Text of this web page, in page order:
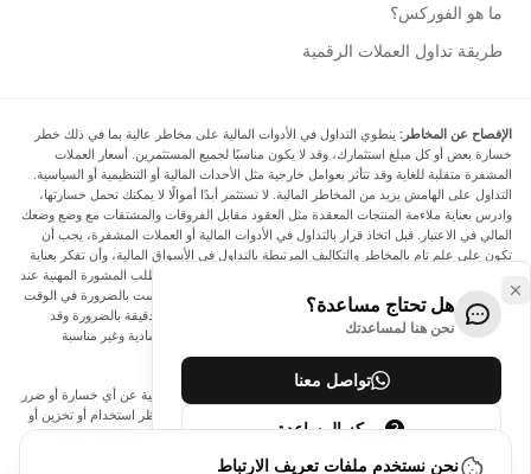
ما هو الفوركس؟
طريقة تداول العملات الرقمية
الإفصاح عن المخاطر: ينطوي التداول في الأدوات المالية على مخاطر عالية بما في ذلك خطر
خسارة بعض أو كل مبلغ استثمارك، وقد لا يكون مناسبًا لجميع المستثمرين. أسعار العملات
المشفرة متقلبة للغاية وقد تتأثر بعوامل خارجية مثل الأحداث المالية أو التنظيمية أو السياسية.
التداول على الهامش يزيد من المخاطر المالية. لا تستثمر أبدًا أموالًا لا يمكنك تحمل خسارتها،
وادرس بعناية ملاءمة المنتجات المعقدة مثل العقود مقابل الفروقات والمشتقات مع وضع وضعك
المالي في الاعتبار. قبل اتخاذ قرار بالتداول في الأدوات المالية أو العملات المشفرة، يجب أن
تكون على علم تام بالمخاطر والتكاليف المرتبطة بالتداول في الأسواق المالية، وأن تفكر بعناية
في أهدافك الاستثمارية ومستوى خبرتك ورغبتك في المخاطرة، وأن تطلب المشورة المهنية عند
الحاجة. تود Arincen أن تذكرك بأن البيانات الواردة في هذا الموقع ليست بالضرورة في الوقت
الفعلي وليست دقيقة. البيانات والأسعار الموجودة على الموقع ليست دقيقة بالضرورة وقد
تختلف عن السعر الفعلي في أي سوق معينة، مما يعني أن الأسعار إرشادية وغير مناسبة
لأغراض التداول.
لن يتحمل Arincen وأي مزود للبيانات الواردة في هذا الموقع المسؤولية عن أي خسارة أو ضرر
نتيجة لتداولك، أو اعتمادك على المعلومات الواردة في هذا الموقع. يحظر استخدام أو تخزين أو
إعادة إنتاج أو عرض أو تعديل أو نقل أو توزيع البيانات الموجودة في هذا الموقع دون الحصول
على إذن كتابي صريح مسبق من Arincen و/أو مزود البيانات. جميع حقوق الملكية الفكرية
هل تحتاج مساعدة؟
نحن هنا لمساعدتك
تواصل معنا
مركز المساعدة
نحن نستخدم ملفات تعريف الارتباط